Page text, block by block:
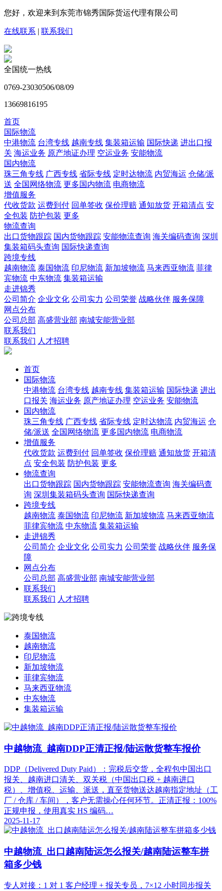
您好，欢迎来到东莞市锦秀国际货运代理有限公司
在线联系 | 联系我们
全国统一热线
0769-23030506/08/09
13669816195
首页
国际物流
中港物流 台湾专线 越南专线 集装箱运输 国际快递 进出口报
关 海运业务 原产地证办理 空运业务 安能物流
国内物流
珠三角专线 广西专线 省际专线 定时达物流 内贸海运 仓储/派
送 全国网络物流 更多国内物流 电商物流
增值服务
代收货款 运费到付 回单签收 保价理赔 通知放货 开箱清点 安
全包装 防护包装 更多
物流查询
出口货物跟踪 国内货物跟踪 安能物流查询 海关编码查询 深圳
集装箱码头查询 国际快递查询
跨境专线
越南物流 泰国物流 印尼物流 新加坡物流 马来西亚物流 菲律
宾物流 中东物流 集装箱运输
走进锦秀
公司简介 企业文化 公司实力 公司荣誉 战略伙伴 服务保障
网点分布
公司总部 高盛营业部 南城安能营业部
联系我们
联系我们 人才招聘
首页
国际物流
中港物流 台湾专线 越南专线 集装箱运输 国际快递 进出
口报关 海运业务 原产地证办理 空运业务 安能物流
国内物流
珠三角专线 广西专线 省际专线 定时达物流 内贸海运 仓
储/派送 全国网络物流 更多国内物流 电商物流
增值服务
代收货款 运费到付 回单签收 保价理赔 通知放货 开箱清
点 安全包装 防护包装 更多
物流查询
出口货物跟踪 国内货物跟踪 安能物流查询 海关编码查
询 深圳集装箱码头查询 国际快递查询
跨境专线
越南物流 泰国物流 印尼物流 新加坡物流 马来西亚物流
菲律宾物流 中东物流 集装箱运输
走进锦秀
公司简介 企业文化 公司实力 公司荣誉 战略伙伴 服务保
障
网点分布
公司总部 高盛营业部 南城安能营业部
联系我们
联系我们 人才招聘
泰国物流
越南物流
印尼物流
新加坡物流
菲律宾物流
马来西亚物流
中东物流
集装箱运输
中越物流_越南DDP正清正报/陆运散货整车报价
DDP（Delivered Duty Paid）：完税后交货，全程包中国出口
报关、越南进口清关、双关税（中国出口税 + 越南进口
税）、增值税、运输、派送，直至货物送达越南指定地址（工
厂 / 仓库 / 车间），客户无需操心任何环节。正清正报：100%
正规申报，使用真实 HS 编码…
2025-11-17
中越物流_出口越南陆运怎么报关/越南陆运整车拼
箱多少钱
专人对接：1 对 1 客户经理 + 报关专员，7×12 小时同步报关